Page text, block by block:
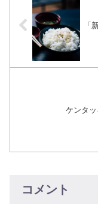
「
ケンタ
コメント